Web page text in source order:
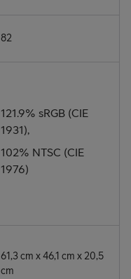
82
121.9% sRGB (CIE
1931),
102% NTSC (CIE
1976)
61,3 cm x 46,1 cm x 20,5
cm